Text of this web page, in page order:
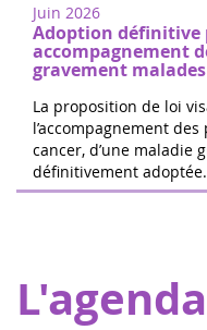
Juin 2026
Adoption définitive
accompagnement
gravement
La proposition de loi
l’accompagnement
cancer, d’une maladie
définitivement
L'agenda
04
Les
de